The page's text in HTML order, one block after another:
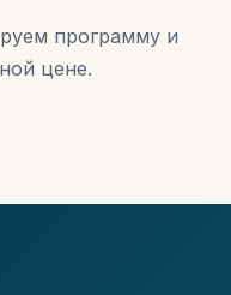
программу и
цене.